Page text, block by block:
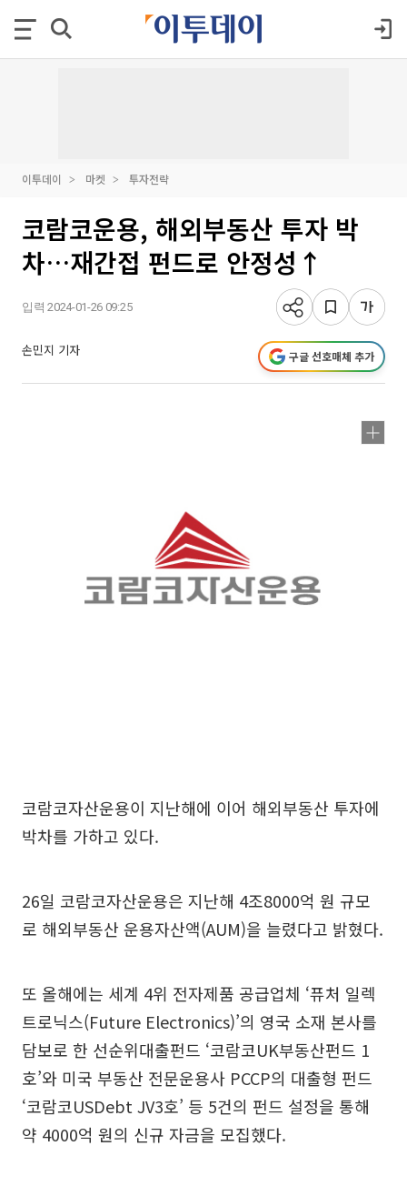
이투데이 마켓 투자전략
코람코운용, 해외부동산 투자 박
차…재간접 펀드로 안정성↑
입력 2024-01-26 09:25
손민지 기자 구글 선호매체 추가
코람코자산운용이 지난해에 이어 해외부동산 투자에
박차를 가하고 있다.
26일 코람코자산운용은 지난해 4조8000억 원 규모
로 해외부동산 운용자산액(AUM)을 늘렸다고 밝혔다.
또 올해에는 세계 4위 전자제품 공급업체 ‘퓨처 일렉
트로닉스(Future Electronics)’의 영국 소재 본사를
담보로 한 선순위대출펀드 ‘코람코UK부동산펀드 1
호’와 미국 부동산 전문운용사 PCCP의 대출형 펀드
‘코람코USDebt JV3호’ 등 5건의 펀드 설정을 통해
약 4000억 원의 신규 자금을 모집했다.